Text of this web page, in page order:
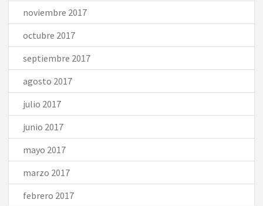
noviembre 2017
octubre 2017
septiembre 2017
agosto 2017
julio 2017
junio 2017
mayo 2017
marzo 2017
febrero 2017